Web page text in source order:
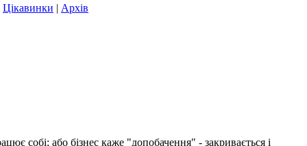
Цікавинки | Архів
собі; або бізнес каже "допобачення" - закривається і